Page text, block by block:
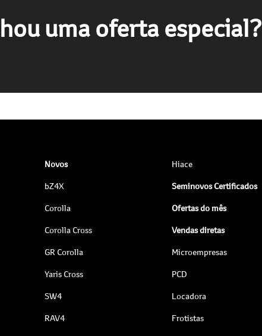
uma oferta especial?
Novos
bZ4X
Corolla
Corolla Cross
GR Corolla
Yaris Cross
SW4
RAV4
Hiace
Seminovos Certificados
Ofertas do mês
Vendas diretas
Microempresas
PCD
Locadora
Frotistas